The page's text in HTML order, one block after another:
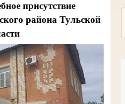
присутствие
района Тульской